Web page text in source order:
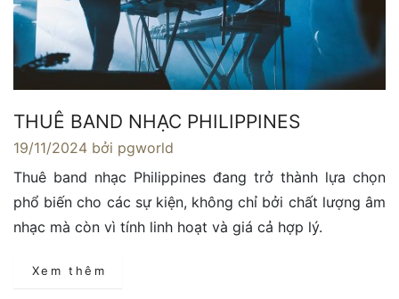
THUÊ BAND NHẠC PHILIPPINES
19/11/2024 bởi pgworld
Thuê band nhạc Philippines đang trở thành lựa chọn
phổ biến cho các sự kiện, không chỉ bởi chất lượng âm
nhạc mà còn vì tính linh hoạt và giá cả hợp lý.
Xem thêm